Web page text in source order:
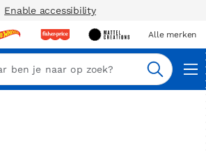
Enable accessibility
Alle merken
Zoeken